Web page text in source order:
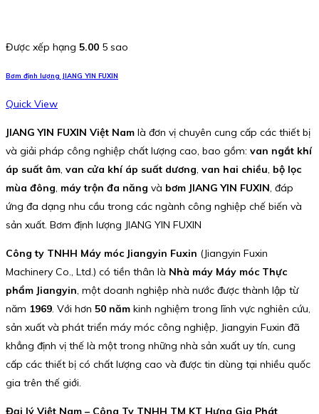
Được xếp hạng 5.00 5 sao
Bơm định lượng JIANG YIN FUXIN
Quick View
JIANG YIN FUXIN Việt Nam là đơn vị chuyên cung cấp các thiết bị
và giải pháp công nghiệp chất lượng cao, bao gồm: van ngắt khí
áp suất âm, van cửa khí áp suất dương, van hai chiều, bộ lọc
mùa đông, máy trộn đa năng và bơm JIANG YIN FUXIN, đáp
ứng đa dạng nhu cầu trong các ngành công nghiệp chế biến và
sản xuất. Bơm định lượng JIANG YIN FUXIN
Công ty TNHH Máy móc Jiangyin Fuxin (Jiangyin Fuxin
Machinery Co., Ltd.) có tiền thân là Nhà máy Máy móc Thực
phẩm Jiangyin, một doanh nghiệp nhà nước được thành lập từ
năm 1969. Với hơn 50 năm kinh nghiệm trong lĩnh vực nghiên cứu,
sản xuất và phát triển máy móc công nghiệp, Jiangyin Fuxin đã
khẳng định vị thế là một trong những nhà sản xuất uy tín, cung
cấp các thiết bị có chất lượng cao và được tin dùng tại nhiều quốc
gia trên thế giới.
Đại lý Việt Nam – Công Ty TNHH TM KT Hưng Gia Phát